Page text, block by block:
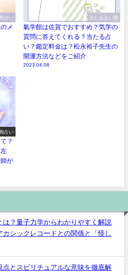
占い
メ
当たる占い師
氣学館は佐賀でおすすめ？気学の
質問に答えてくれる？当たる占
い？鑑定料金は？松永裕子先生の
開運方法などをご紹介
2023.04.08
占い
？
が
？量子力学からわかりやすく解説
カシックレコードとの関係と「怪し
点とスピリチュアルな意味を徹底解